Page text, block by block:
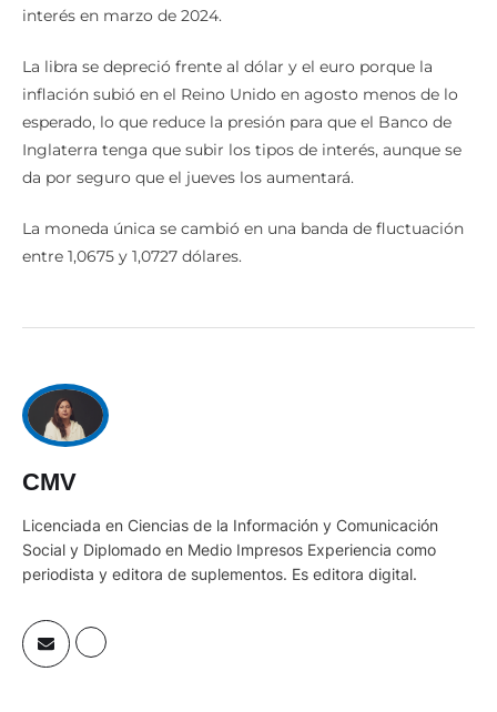
interés en marzo de 2024.
La libra se depreció frente al dólar y el euro porque la
inflación subió en el Reino Unido en agosto menos de lo
esperado, lo que reduce la presión para que el Banco de
Inglaterra tenga que subir los tipos de interés, aunque se
da por seguro que el jueves los aumentará.
La moneda única se cambió en una banda de fluctuación
entre 1,0675 y 1,0727 dólares.
CMV
Licenciada en Ciencias de la Información y Comunicación
Social y Diplomado en Medio Impresos Experiencia como
periodista y editora de suplementos. Es editora digital.